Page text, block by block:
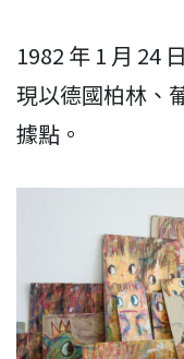
1982 年 1 月 24
現以德國柏林、
據點。